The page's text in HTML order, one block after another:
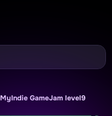
MyIndie GameJam level9